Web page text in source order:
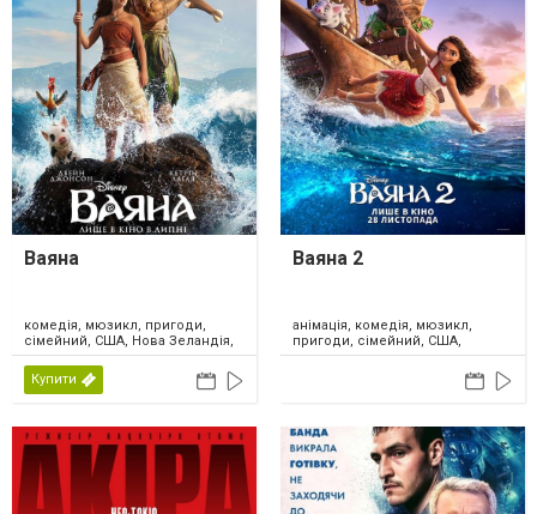
Ваяна
комедія, мюзикл, пригоди,
сімейний, США, Нова Зеландія,
2026
Купити
Ваяна 2
анімація, комедія, мюзикл,
пригоди, сімейний, США,
Канада, 2024